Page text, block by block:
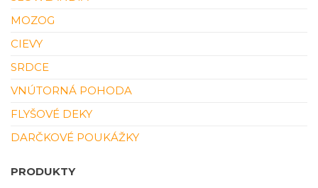
MOZOG
CIEVY
SRDCE
VNÚTORNÁ POHODA
FLYŠOVÉ DEKY
DARČKOVÉ POUKÁŽKY
PRODUKTY